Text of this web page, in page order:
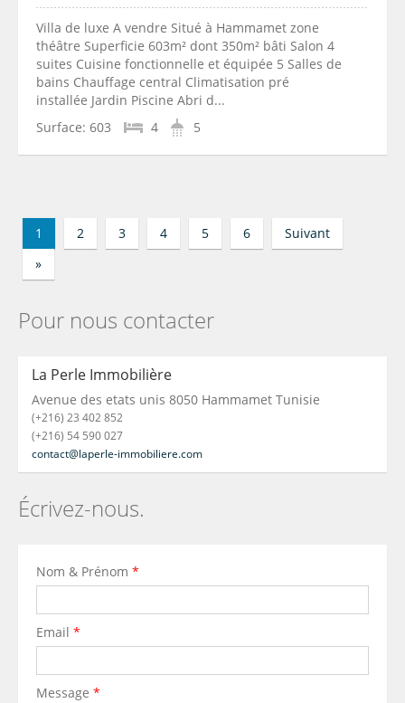
Villa de luxe A vendre Situé à Hammamet zone
théâtre Superficie 603m² dont 350m² bâti Salon 4
suites Cuisine fonctionnelle et équipée 5 Salles de
bains Chauffage central Climatisation pré
installée Jardin Piscine Abri d...
Surface: 603 4 5
1 2 3 4 5 6
Suivant
»
Pour nous contacter
La Perle Immobilière
Avenue des etats unis 8050 Hammamet Tunisie
(+216) 23 402 852
(+216) 54 590 027
contact@laperle-immobiliere.com
Écrivez-nous.
Nom & Prénom *
Email *
Message *